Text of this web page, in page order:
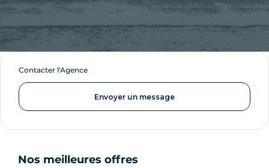
Contacter l'Agence
Envoyer un message
Nos meilleures offres